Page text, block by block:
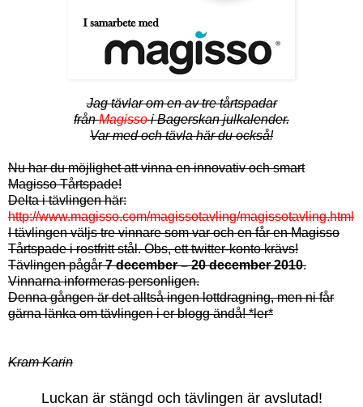
Jag tävlar om en av tre tårtspadar
frånMagissoi Bagerskan julkalender.
Var med och tävla här du också!
Nu har du möjlighet att vinna en innovativ och smart
Magisso Tårtspade!
Delta i tävlingen här:
http://www.magisso.com/magissotavling/magissotavling.html
I tävlingen väljs tre vinnare som var och en får en Magisso
Tårtspade i rostfritt stål. Obs, ett twitter-konto krävs!
Tävlingen pågår7 december – 20 december 2010.
Vinnarna informeras personligen.
Denna gången är det alltså ingen lottdragning, men ni får
gärna länka om tävlingen i er blogg ändå! *ler*
Kram Karin
Luckan är stängd och tävlingen är avslutad!